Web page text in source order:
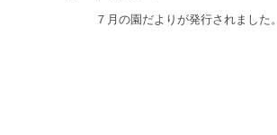
７月の園だよりが発行されました。